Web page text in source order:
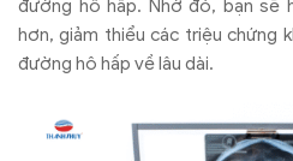
đường hô hấp. Nhờ đó, bạn sẽ
hơn, giảm thiểu các triệu chứng
đường hô hấp về lâu dài.